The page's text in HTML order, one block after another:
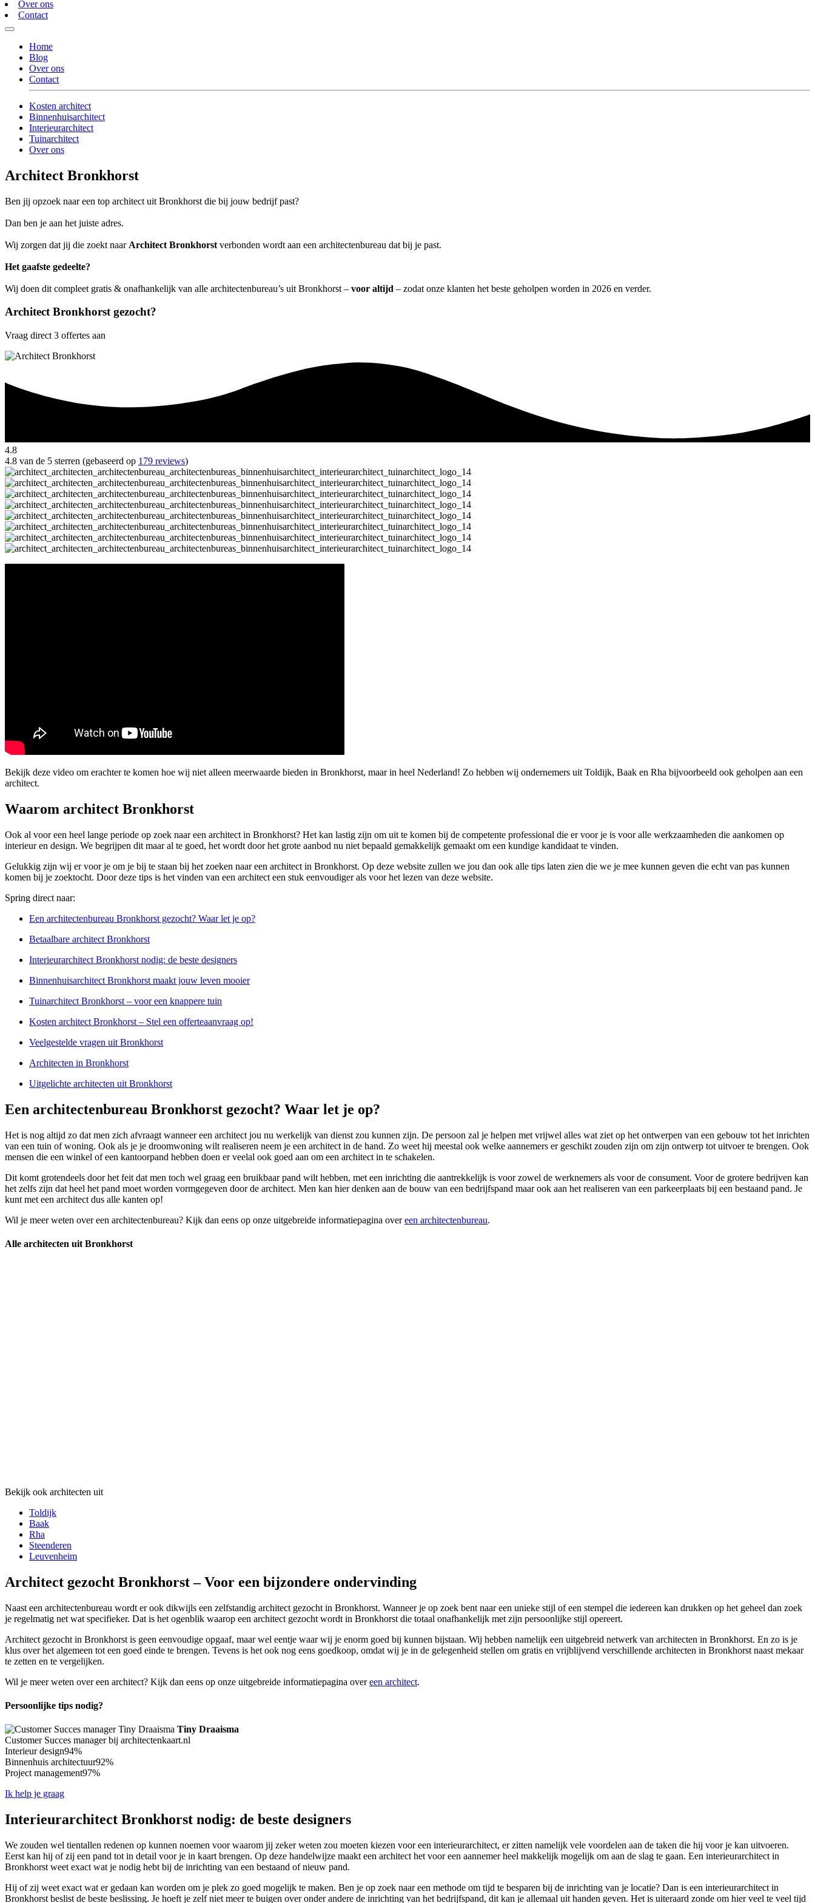
Over ons
Contact
Home
Blog
Over ons
Contact
Kosten architect
Binnenhuisarchitect
Interieurarchitect
Tuinarchitect
Over ons
Architect Bronkhorst
Ben jij opzoek naar een top architect uit Bronkhorst die bij jouw bedrijf past?
Dan ben je aan het juiste adres.
Wij zorgen dat jij die zoekt naar Architect Bronkhorst verbonden wordt aan een architectenbureau dat bij je past.
Het gaafste gedeelte?
Wij doen dit compleet gratis & onafhankelijk van alle architectenbureau’s uit Bronkhorst – voor altijd – zodat onze klanten het beste geholpen worden in 2026 en verder.
Architect Bronkhorst gezocht?
Vraag direct 3 offertes aan
4.8
4.8 van de 5 sterren (gebaseerd op 179 reviews)
Bekijk deze video om erachter te komen hoe wij niet alleen meerwaarde bieden in Bronkhorst, maar in heel Nederland! Zo hebben wij ondernemers uit Toldijk, Baak en Rha bijvoorbeeld ook geholpen aan een
architect.
Waarom architect Bronkhorst
Ook al voor een heel lange periode op zoek naar een architect in Bronkhorst? Het kan lastig zijn om uit te komen bij de competente professional die er voor je is voor alle werkzaamheden die aankomen op
interieur en design. We begrijpen dit maar al te goed, het wordt door het grote aanbod nu niet bepaald gemakkelijk gemaakt om een kundige kandidaat te vinden.
Gelukkig zijn wij er voor je om je bij te staan bij het zoeken naar een architect in Bronkhorst. Op deze website zullen we jou dan ook alle tips laten zien die we je mee kunnen geven die echt van pas kunnen
komen bij je zoektocht. Door deze tips is het vinden van een architect een stuk eenvoudiger als voor het lezen van deze website.
Spring direct naar:
Een architectenbureau Bronkhorst gezocht? Waar let je op?
Betaalbare architect Bronkhorst
Interieurarchitect Bronkhorst nodig: de beste designers
Binnenhuisarchitect Bronkhorst maakt jouw leven mooier
Tuinarchitect Bronkhorst – voor een knappere tuin
Kosten architect Bronkhorst – Stel een offerteaanvraag op!
Veelgestelde vragen uit Bronkhorst
Architecten in Bronkhorst
Uitgelichte architecten uit Bronkhorst
Een architectenbureau Bronkhorst gezocht? Waar let je op?
Het is nog altijd zo dat men zich afvraagt wanneer een architect jou nu werkelijk van dienst zou kunnen zijn. De persoon zal je helpen met vrijwel alles wat ziet op het ontwerpen van een gebouw tot het inrichten
van een tuin of woning. Ook als je je droomwoning wilt realiseren neem je een architect in de hand. Zo weet hij meestal ook welke aannemers er geschikt zouden zijn om zijn ontwerp tot uitvoer te brengen. Ook
mensen die een winkel of een kantoorpand hebben doen er veelal ook goed aan om een architect in te schakelen.
Dit komt grotendeels door het feit dat men toch wel graag een bruikbaar pand wilt hebben, met een inrichting die aantrekkelijk is voor zowel de werknemers als voor de consument. Voor de grotere bedrijven kan
het zelfs zijn dat heel het pand moet worden vormgegeven door de architect. Men kan hier denken aan de bouw van een bedrijfspand maar ook aan het realiseren van een parkeerplaats bij een bestaand pand. Je
kunt met een architect dus alle kanten op!
Wil je meer weten over een architectenbureau? Kijk dan eens op onze uitgebreide informatiepagina overeen architectenbureau.
Alle architecten uit Bronkhorst
Bekijk ook architecten uit
Toldijk
Baak
Rha
Steenderen
Leuvenheim
Architect gezocht Bronkhorst – Voor een bijzondere ondervinding
Naast een architectenbureau wordt er ook dikwijls een zelfstandig architect gezocht in Bronkhorst. Wanneer je op zoek bent naar een unieke stijl of een stempel die iedereen kan drukken op het geheel dan zoek
je regelmatig net wat specifieker. Dat is het ogenblik waarop een architect gezocht wordt in Bronkhorst die totaal onafhankelijk met zijn persoonlijke stijl opereert.
Architect gezocht in Bronkhorst is geen eenvoudige opgaaf, maar wel eentje waar wij je enorm goed bij kunnen bijstaan. Wij hebben namelijk een uitgebreid netwerk van architecten in Bronkhorst. En zo is je
klus over het algemeen tot een goed einde te brengen. Tevens is het ook nog eens goedkoop, omdat wij je in de gelegenheid stellen om gratis en vrijblijvend verschillende architecten in Bronkhorst naast mekaar
te zetten en te vergelijken.
Wil je meer weten over een architect? Kijk dan eens op onze uitgebreide informatiepagina overeen architect.
Persoonlijke tips nodig?
Tiny Draaisma
Customer Succes manager bij architectenkaart.nl
Interieur design94%
Binnenhuis architectuur92%
Project management97%
Ik help je graag
Interieurarchitect Bronkhorst nodig: de beste designers
We zouden wel tientallen redenen op kunnen noemen voor waarom jij zeker weten zou moeten kiezen voor een interieurarchitect, er zitten namelijk vele voordelen aan de taken die hij voor je kan uitvoeren.
Eerst kan hij of zij een pand tot in detail voor je in kaart brengen. Op deze handelwijze maakt een architect het voor een aannemer heel makkelijk mogelijk om aan de slag te gaan. Een interieurarchitect in
Bronkhorst weet exact wat je nodig hebt bij de inrichting van een bestaand of nieuw pand.
Hij of zij weet exact wat er gedaan kan worden om je plek zo goed mogelijk te maken. Ben je op zoek naar een methode om tijd te besparen bij de inrichting van je locatie? Dan is een interieurarchitect in
Bronkhorst beslist de beste beslissing. Je hoeft je zelf niet meer te buigen over onder andere de inrichting van het bedrijfspand, dit kan je allemaal uit handen geven. Het is uiteraard zonde om hier veel te veel tijd